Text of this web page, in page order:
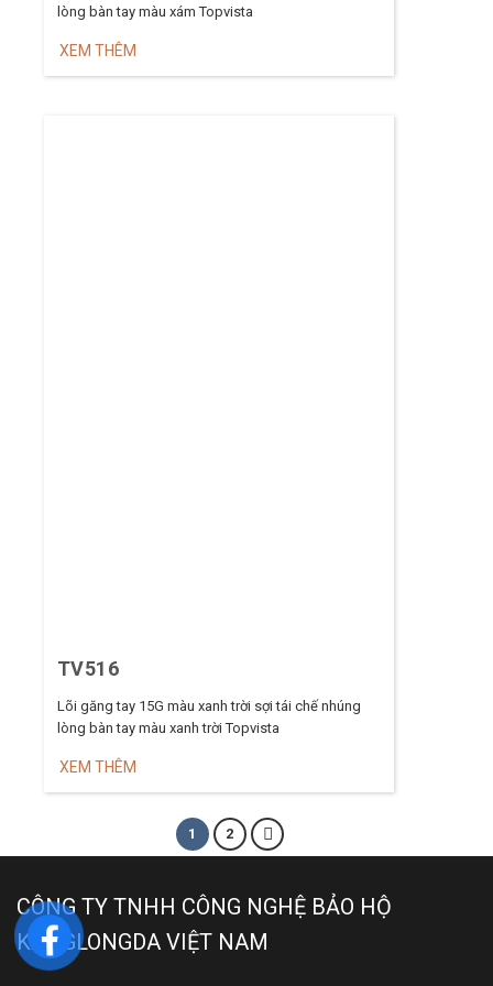
lòng bàn tay màu xám Topvista
XEM THÊM
TV516
Lõi găng tay 15G màu xanh trời sợi tái chế nhúng
lòng bàn tay màu xanh trời Topvista
XEM THÊM
1 2
CÔNG TY TNHH CÔNG NGHỆ BẢO HỘ
KANGLONGDA VIỆT NAM